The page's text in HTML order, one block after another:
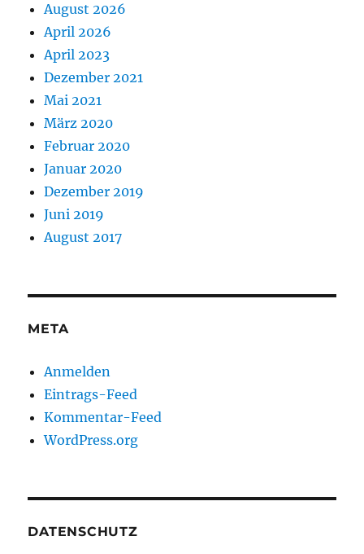
August 2026
April 2026
April 2023
Dezember 2021
Mai 2021
März 2020
Februar 2020
Januar 2020
Dezember 2019
Juni 2019
August 2017
META
Anmelden
Eintrags-Feed
Kommentar-Feed
WordPress.org
DATENSCHUTZ